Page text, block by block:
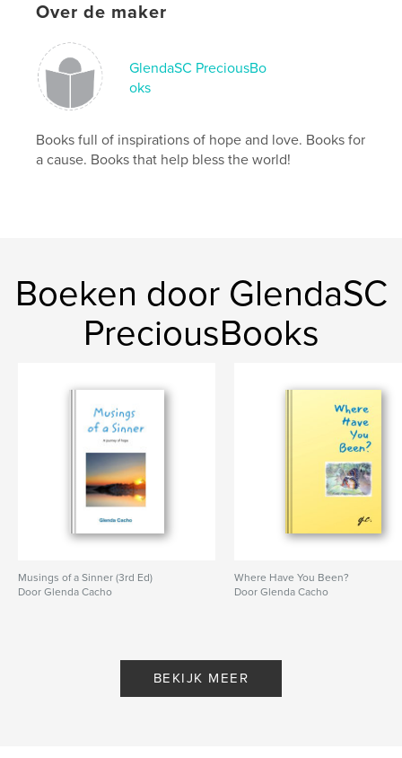
Datum publiceren:jul 24, 2024
TaalEnglish
Trefwoorden
life ,
joy , Jesus
Over de maker
GlendaSC PreciousBo
oks
Books full of inspirations of hope and love. Books for
a cause. Books that help bless the world!
Boeken door GlendaSC
PreciousBooks
Musings of a Sinner (3rd Ed)
Door Glenda Cacho
Where Have You Been?
Door Glenda Cacho
BEKIJK MEER